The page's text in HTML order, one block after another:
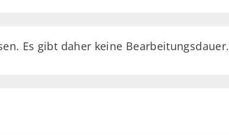
Es gibt daher keine Bearbeitungsdauer.